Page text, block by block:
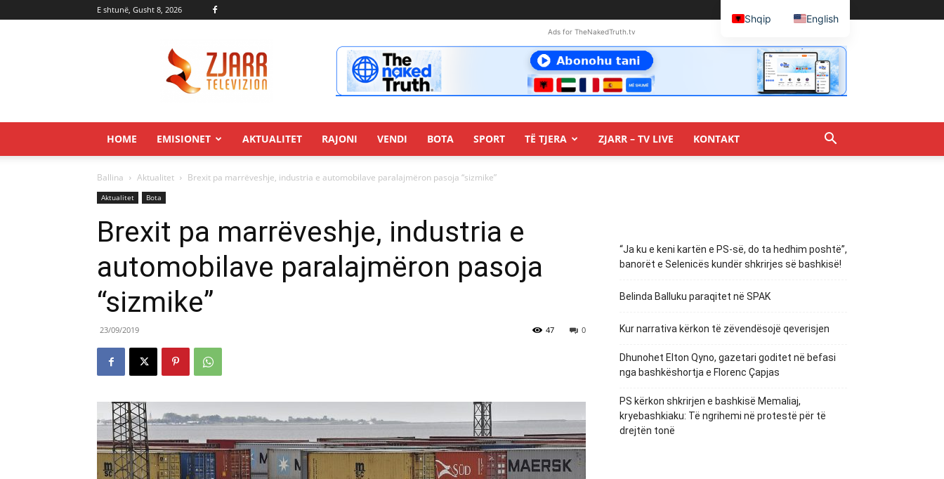
E shtunë, Gusht 8, 2026
Ads for TheNakedTruth.tv
HOME EMISIONET AKTUALITET RAJONI VENDI BOTA SPORT TË TJERA ZJARR – TV LIVE KONTAKT
Ballina Aktualitet Brexit pa marrëveshje, industria e automobilave paralajmëron pasoja “sizmike”
Aktualitet Bota
Brexit pa marrëveshje, industria e
automobilave paralajmëron pasoja
“sizmike”
23/09/2019 0
47
“Ja ku e keni kartën e PS-së, do ta hedhim poshtë”,
banorët e Selenicës kundër shkrirjes së bashkisë!
Belinda Balluku paraqitet në SPAK
Kur narrativa kërkon të zëvendësojë qeverisjen
Dhunohet Elton Qyno, gazetari goditet në befasi
nga bashkëshortja e Florenc Çapjas
PS kërkon shkrirjen e bashkisë Memaliaj,
kryebashkiaku: Të ngrihemi në protestë për të
drejtën tonë
Shqip English